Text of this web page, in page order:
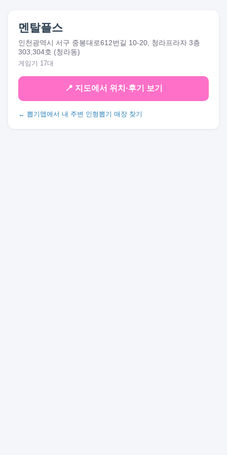
멘탈플스
인천광역시 서구 중봉대로612번길 10-20, 청라프라자 3층
303,304호 (청라동)
게임기 17대
📍 지도에서 위치·후기 보기
← 뽑기맵에서 내 주변 인형뽑기 매장 찾기